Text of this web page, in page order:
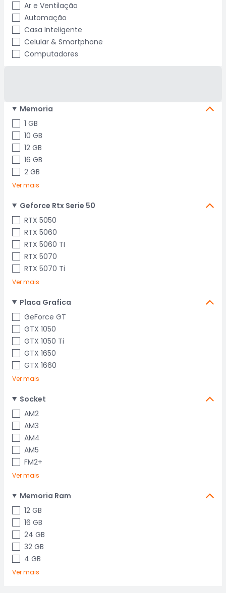
Ar e Ventilação
Automação
Casa Inteligente
Celular & Smartphone
Computadores
Memoria
1 GB
10 GB
12 GB
16 GB
2 GB
Ver mais
Geforce Rtx Serie 50
RTX 5050
RTX 5060
RTX 5060 TI
RTX 5070
RTX 5070 Ti
Ver mais
Placa Grafica
GeForce GT
GTX 1050
GTX 1050 Ti
GTX 1650
GTX 1660
Ver mais
Socket
AM2
AM3
AM4
AM5
FM2+
Ver mais
Memoria Ram
12 GB
16 GB
24 GB
32 GB
4 GB
Ver mais